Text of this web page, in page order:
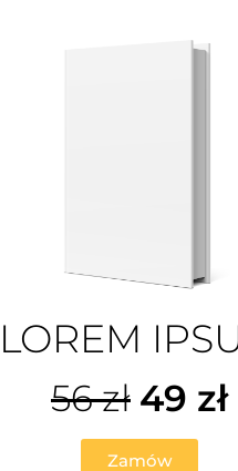
LOREM
56 zł 49 zł
Zamów